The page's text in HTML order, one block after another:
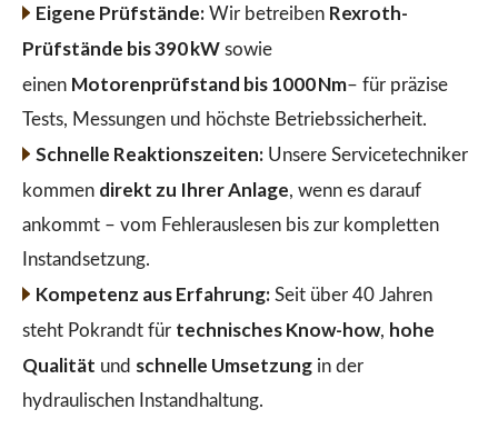
Eigene Prüfstände:Wir betreiben Rexroth-
Prüfstände bis 390 kW sowie
einen Motorenprüfstand bis 1000 Nm– für präzise
Tests, Messungen und höchste Betriebssicherheit.
Schnelle Reaktionszeiten:Unsere Servicetechniker
kommen direkt zu Ihrer Anlage, wenn es darauf
ankommt – vom Fehlerauslesen bis zur kompletten
Instandsetzung.
Kompetenz aus Erfahrung:Seit über 40 Jahren
steht Pokrandt für technisches Know-how, hohe
Qualität und schnelle Umsetzung in der
hydraulischen Instandhaltung.